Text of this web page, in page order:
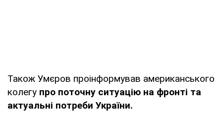
Також Умєров проінформував американського
колегу про поточну ситуацію на фронті та
актуальні потреби України.